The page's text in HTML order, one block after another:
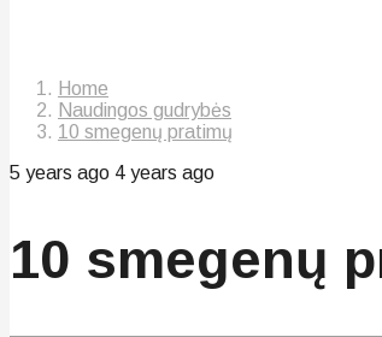
Home
Naudingos gudrybės
10 smegenų pratimų
5 years ago 4 years ago
10 smegenų